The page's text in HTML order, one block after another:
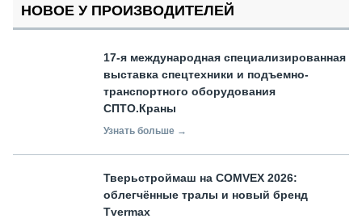
НОВОЕ У ПРОИЗВОДИТЕЛЕЙ
17-я международная специализированная
выставка спецтехники и подъемно-
транспортного оборудования
СПТО.Краны
Узнать больше →
Тверьстроймаш на COMVEX 2026:
облегчённые тралы и новый бренд
Tvermax